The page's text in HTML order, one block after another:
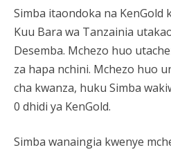
Simba itaondoka na KenGold
Kuu Bara wa Tanzainia
Desemba. Mchezo huo
za hapa nchini. Mchezo huo
cha kwanza, huku Simba
0 dhidi ya KenGold.
Simba wanaingia kwenye